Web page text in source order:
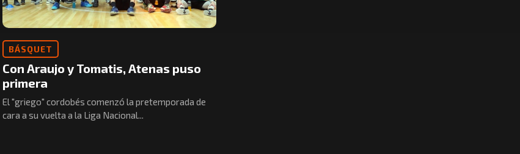
BÁSQUET
Con Araujo y Tomatis, Atenas puso
primera
El "griego" cordobés comenzó la pretemporada de
cara a su vuelta a la Liga Nacional...